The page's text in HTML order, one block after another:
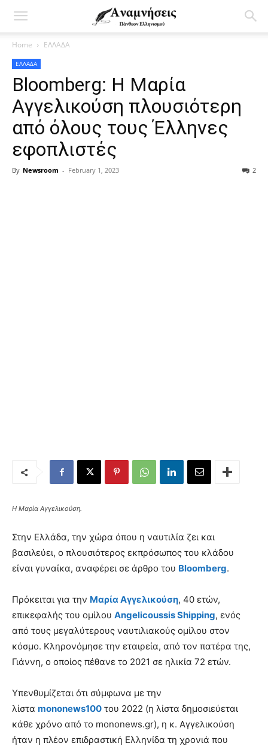
Home ΕΛΛΑΔΑ
ΕΛΛΑΔΑ
Bloomberg: Η Μαρία
Αγγελικούση πλουσιότερη
από όλους τους Έλληνες
εφοπλιστές
By Newsroom - February 1, 2023 2
Η Μαρία Αγγελικούση.
Στην Ελλάδα, την χώρα όπου η ναυτιλία ζει και
βασιλεύει, ο πλουσιότερος εκπρόσωπος του κλάδου
είναι γυναίκα, αναφέρει σε άρθρο του Bloomberg.
Πρόκειται για την Μαρία Αγγελικούση, 40 ετών,
επικεφαλής του ομίλου Angelicoussis Shipping, ενός
από τους μεγαλύτερους ναυτιλιακούς ομίλου στον
κόσμο. Κληρονόμησε την εταιρεία, από τον πατέρα της,
Γιάννη, ο οποίος πέθανε το 2021 σε ηλικία 72 ετών.
Υπενθυμίζεται ότι σύμφωνα με την
λίστα mononews100 του 2022 (η λίστα δημοσιεύεται
κάθε χρόνο από το mononews.gr), η κ. Αγγελικούση
ήταν η πλέον επιδραστική Ελληνίδα τη χρονιά που